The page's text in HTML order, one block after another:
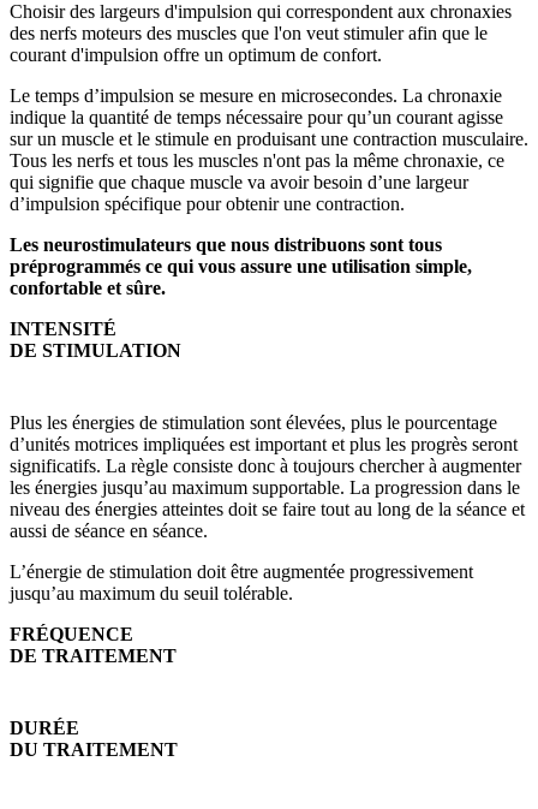
Choisir des largeurs d'impulsion qui correspondent aux chronaxies
des nerfs moteurs des muscles que l'on veut stimuler afin que le
courant d'impulsion offre un optimum de confort.
Le temps d’impulsion se mesure en microsecondes. La chronaxie
indique la quantité de temps nécessaire pour qu’un courant agisse
sur un muscle et le stimule en produisant une contraction musculaire.
Tous les nerfs et tous les muscles n'ont pas la même chronaxie, ce
qui signifie que chaque muscle va avoir besoin d’une largeur
d’impulsion spécifique pour obtenir une contraction.
Les neurostimulateurs que nous distribuons sont tous
préprogrammés ce qui vous assure une utilisation simple,
confortable et sûre.
INTENSITÉ
DE STIMULATION
Plus les énergies de stimulation sont élevées, plus le pourcentage
d’unités motrices impliquées est important et plus les progrès seront
significatifs. La règle consiste donc à toujours chercher à augmenter
les énergies jusqu’au maximum supportable. La progression dans le
niveau des énergies atteintes doit se faire tout au long de la séance et
aussi de séance en séance.
L’énergie de stimulation doit être augmentée progressivement
jusqu’au maximum du seuil tolérable.
FRÉQUENCE
DE TRAITEMENT
DURÉE
DU TRAITEMENT